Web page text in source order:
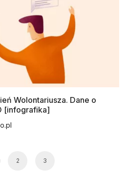
Wolontariusza. Dane o
[infografika]
2 3